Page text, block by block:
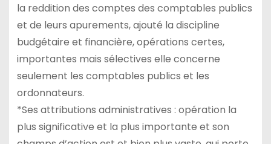
la reddition des comptes des comptables publics
et de leurs apurements, ajouté la discipline
budgétaire et financière, opérations certes,
importantes mais sélectives elle concerne
seulement les comptables publics et les
ordonnateurs.
*Ses attributions administratives : opération la
plus significative et la plus importante et son